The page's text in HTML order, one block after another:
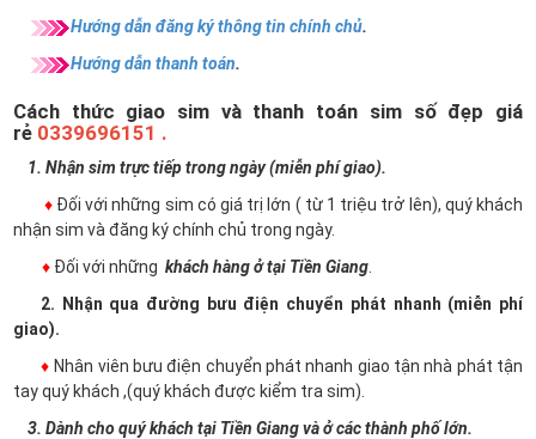
Hướng dẫn đăng ký thông tin chính chủ.
Hướng dẫn thanh toán.
Cách thức giao sim và thanh toán sim số đẹp giá
rẻ 0339696151 .
1. Nhận sim trực tiếp trong ngày (miễn phí giao).
♦ Đối với những sim có giá trị lớn ( từ 1 triệu trở lên), quý khách
nhận sim và đăng ký chính chủ trong ngày.
♦ Đối với những khách hàng ở tại Tiền Giang
2. Nhận qua đường bưu điện chuyển phát nhanh (miễn phí
giao).
♦ Nhân viên bưu điện chuyển phát nhanh giao tận nhà phát tận
tay quý khách ,(quý khách được kiểm tra sim).
3. Dành cho quý khách tại Tiền Giang và ở các thành phố lớn.